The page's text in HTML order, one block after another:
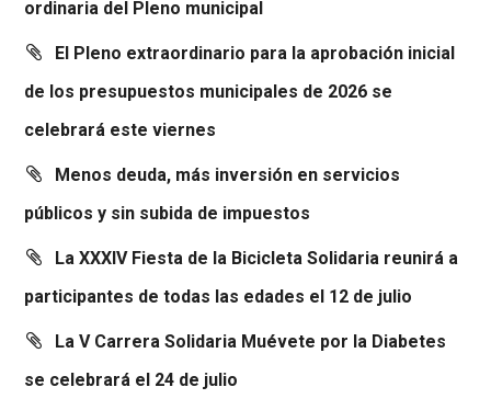
ordinaria del Pleno municipal
El Pleno extraordinario para la aprobación inicial
de los presupuestos municipales de 2026 se
celebrará este viernes
Menos deuda, más inversión en servicios
públicos y sin subida de impuestos
La XXXIV Fiesta de la Bicicleta Solidaria reunirá a
participantes de todas las edades el 12 de julio
La V Carrera Solidaria Muévete por la Diabetes
se celebrará el 24 de julio